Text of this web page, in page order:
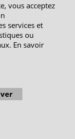
ShopFactory
vous acceptez
services et
ou
En savoir